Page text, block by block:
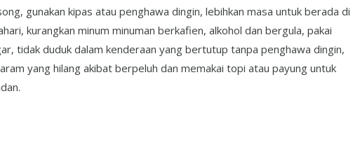
gunakan kipas atau penghawa dingin, lebihkan masa untuk berada di
kurangkan minum minuman berkafien, alkohol dan bergula, pakai
tidak duduk dalam kenderaan yang bertutup tanpa penghawa dingin,
yang hilang akibat berpeluh dan memakai topi atau payung untuk